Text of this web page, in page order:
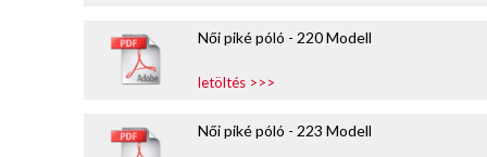
Női piké póló - 220 Modell
letöltés >>>
Női piké póló - 223 Modell